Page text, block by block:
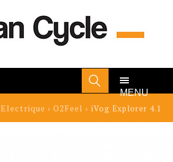
MENU
Electrique › O2Feel › iVog Explorer 4.1